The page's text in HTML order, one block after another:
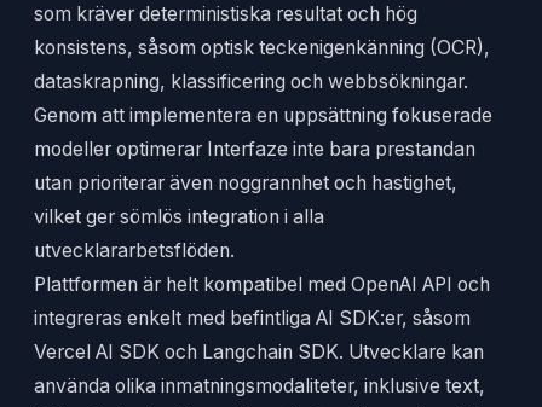
som kräver deterministiska resultat och hög
konsistens, såsom optisk teckenigenkänning (OCR),
dataskrapning, klassificering och webbsökningar.
Genom att implementera en uppsättning fokuserade
modeller optimerar Interfaze inte bara prestandan
utan prioriterar även noggrannhet och hastighet,
vilket ger sömlös integration i alla
utvecklararbetsflöden.
Plattformen är helt kompatibel med OpenAI API och
integreras enkelt med befintliga AI SDK:er, såsom
Vercel AI SDK och Langchain SDK. Utvecklare kan
använda olika inmatningsmodaliteter, inklusive text,